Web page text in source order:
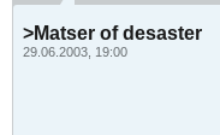
>Matser of desaster
29.06.2003, 19:00